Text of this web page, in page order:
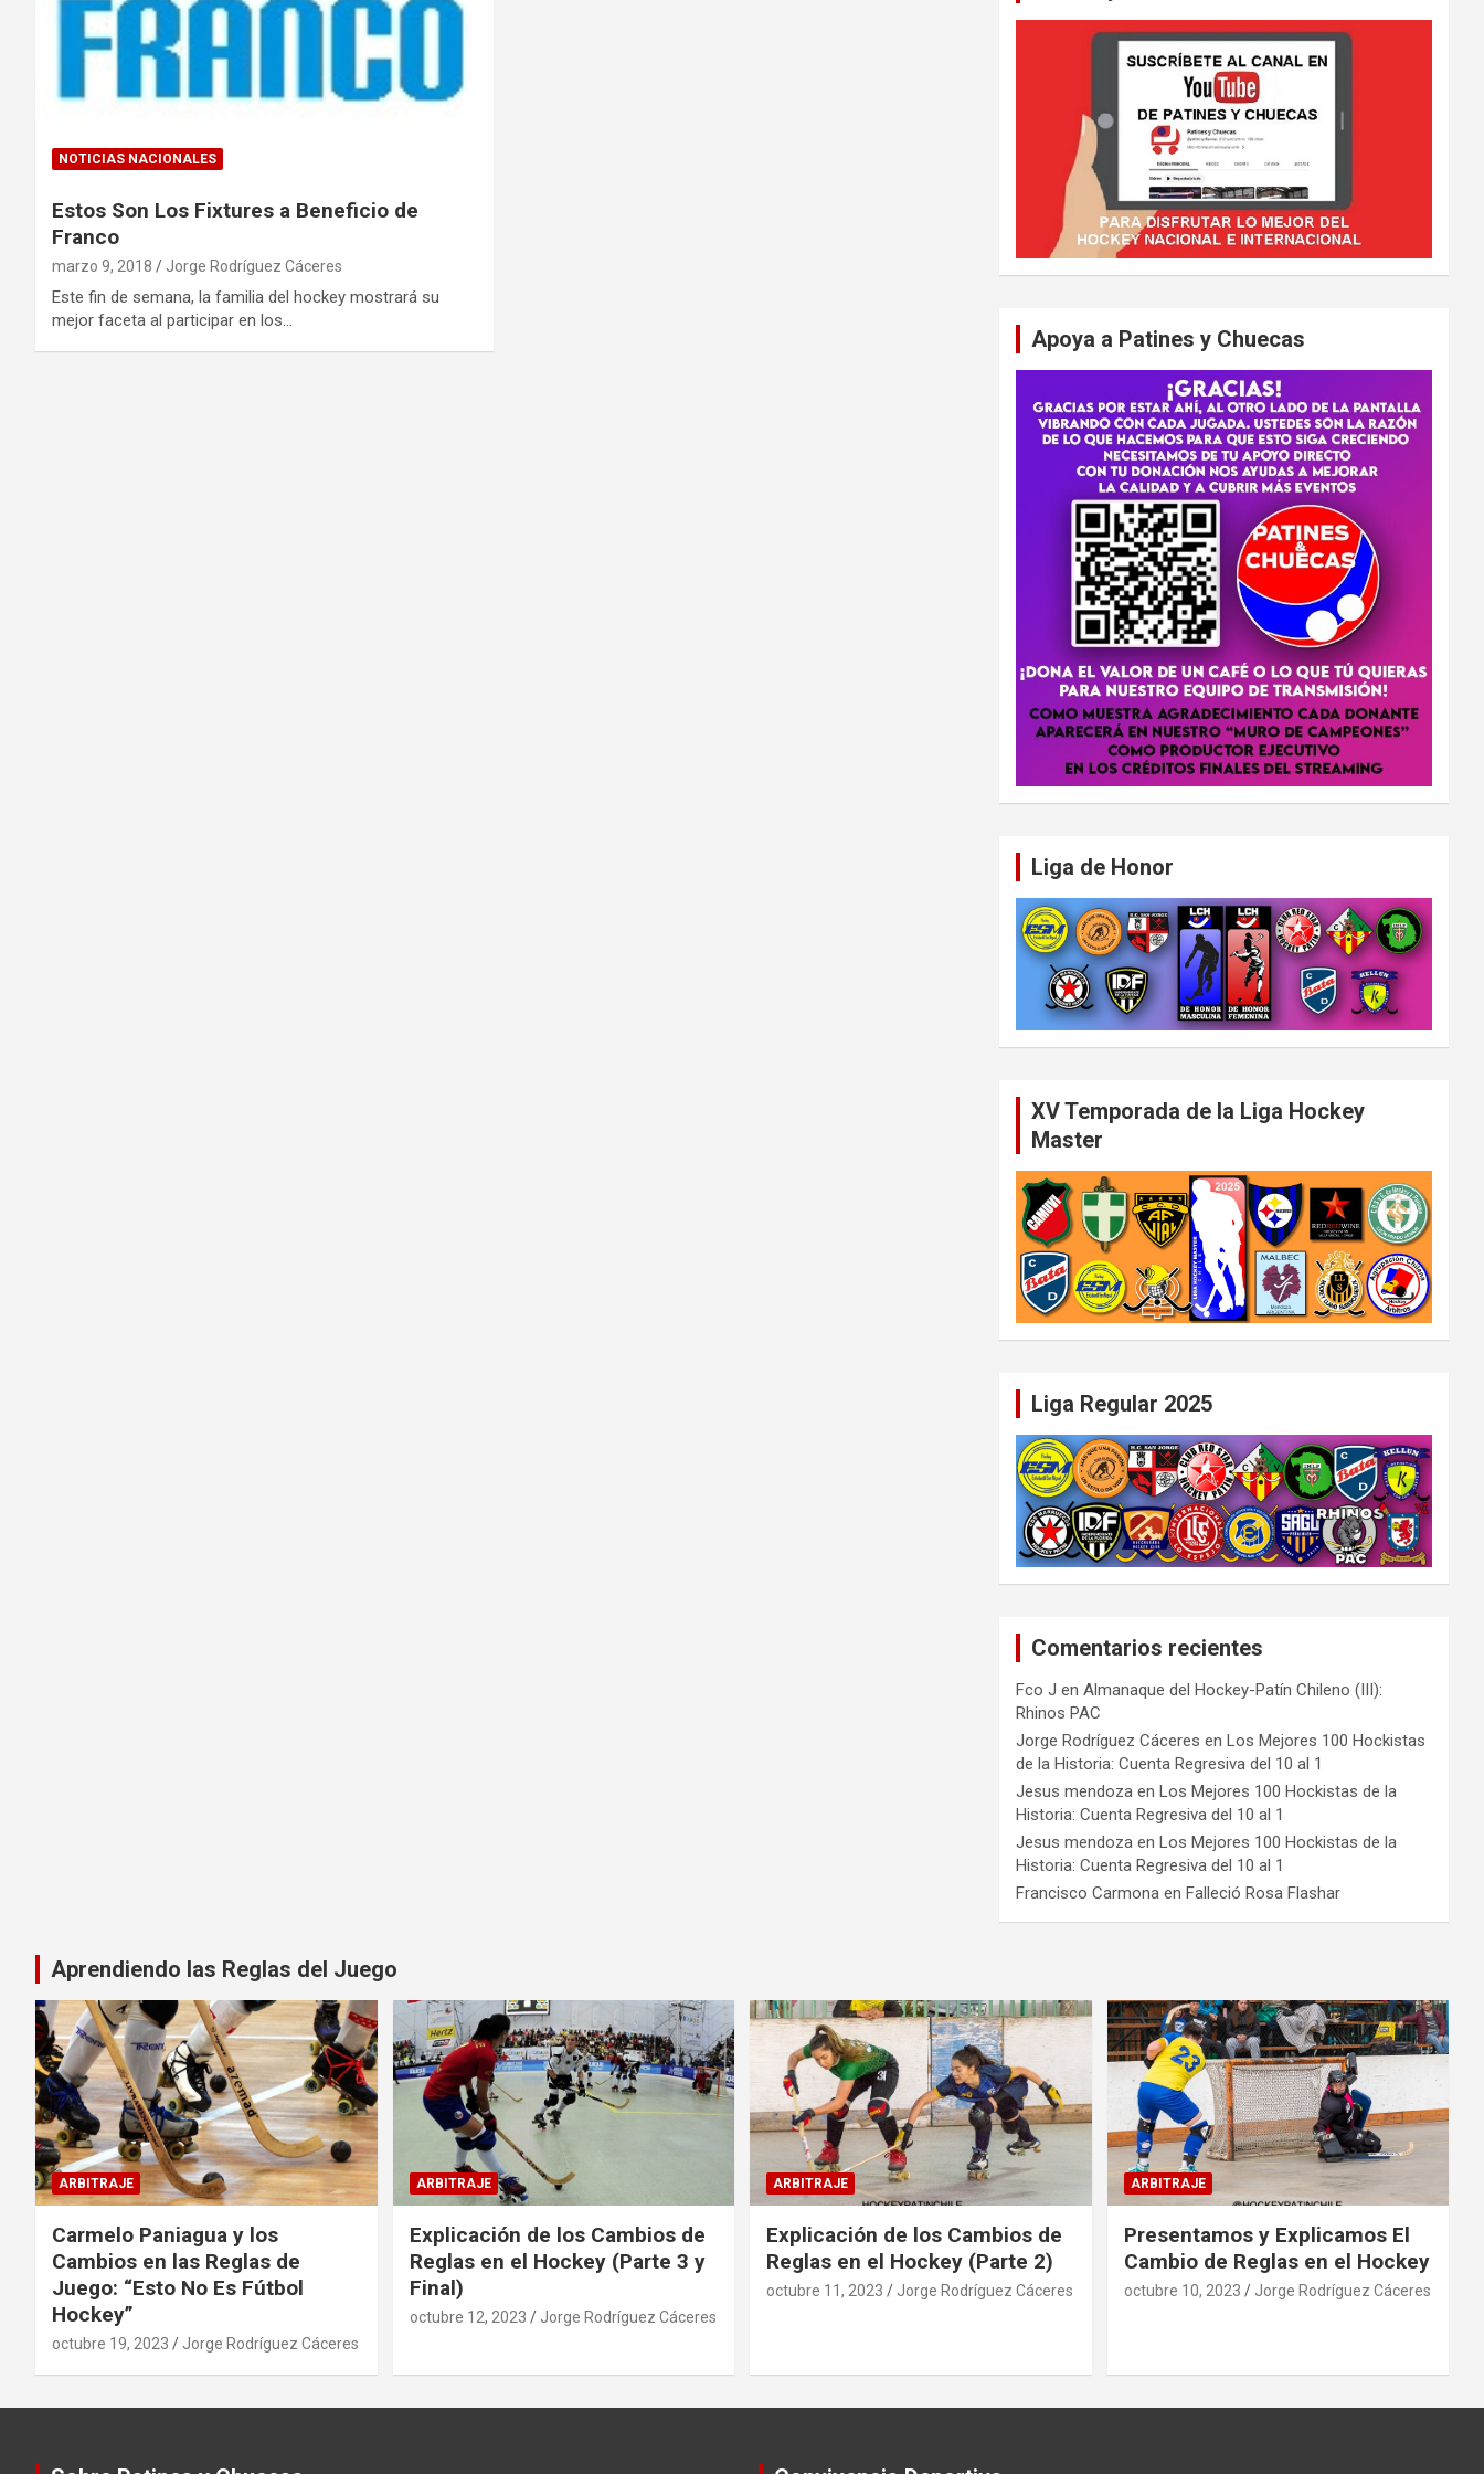
NOTICIAS NACIONALES
Estos Son Los Fixtures a Beneficio de
Franco
marzo 9, 2018 Jorge Rodríguez Cáceres
Este fin de semana, la familia del hockey mostrará su
mejor faceta al participar en los…
Apoya a Patines y Chuecas
Liga de Honor
XV Temporada de la Liga Hockey
Master
Liga Regular 2025
Comentarios recientes
Fco J enAlmanaque del Hockey-Patín Chileno (III):
Rhinos PAC
Jorge Rodríguez Cáceres enLos Mejores 100 Hockistas
de la Historia: Cuenta Regresiva del 10 al 1
Jesus mendoza enLos Mejores 100 Hockistas de la
Historia: Cuenta Regresiva del 10 al 1
Jesus mendoza enLos Mejores 100 Hockistas de la
Historia: Cuenta Regresiva del 10 al 1
Francisco Carmona enFalleció Rosa Flashar
Aprendiendo las Reglas del Juego
ARBITRAJE
Carmelo Paniagua y los
Cambios en las Reglas de
Juego: “Esto No Es Fútbol
Hockey”
octubre 19, 2023 Jorge Rodríguez Cáceres
ARBITRAJE
Explicación de los Cambios de
Reglas en el Hockey (Parte 3 y
Final)
octubre 12, 2023 Jorge Rodríguez Cáceres
ARBITRAJE
Explicación de los Cambios de
Reglas en el Hockey (Parte 2)
octubre 11, 2023 Jorge Rodríguez Cáceres
ARBITRAJE
Presentamos y Explicamos El
Cambio de Reglas en el Hockey
octubre 10, 2023 Jorge Rodríguez Cáceres